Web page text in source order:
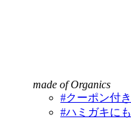
made of Organics
#クーポン付き
#ハミガキにも